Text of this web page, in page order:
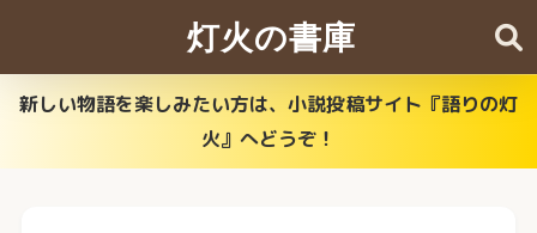
灯火の書庫
新しい物語を楽しみたい方は、小説投稿サイト『語りの灯
火』へどうぞ！